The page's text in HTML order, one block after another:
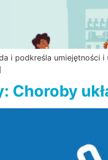
i podkreśla umiejętności
Choroby